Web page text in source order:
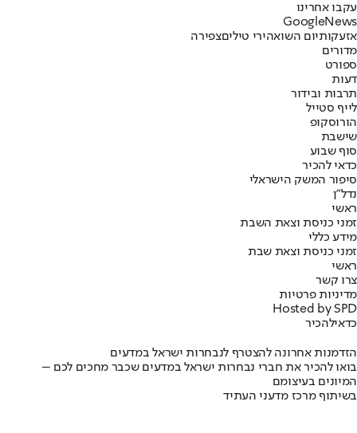
עקבו אחרינו
Googl eNews
אזעקותיום השואהירי טיליםצפירה
מדורים
ספורט
דעות
תרבות ובידור
לייף סטייל
הורוסקופ
שישבת
סוף שבוע
כדאי להכיר
סיפור המשק הישראלי
נדל"ן
ראשי
זמני כניסת וצאת השבת
מידע כללי
זמני כניסת וצאת שבת
ראשי
צרו קשר
מדיניות פרטיות
Hosted by SPD
כדאילהכיר
הזדמנות אחרונה להצטרף לנבחרות ישראל במדעים
בואו להכיר את חברי נבחרות ישראל במדעים שכבר מחכים לכם –
המיונים בעיצומם
בשיתוף מרכז מדעני העתיד